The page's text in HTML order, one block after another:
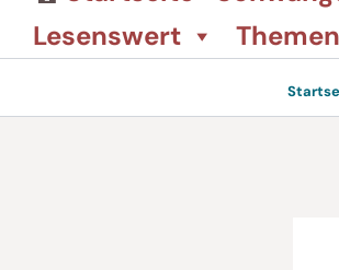
Lesenswert
Themen